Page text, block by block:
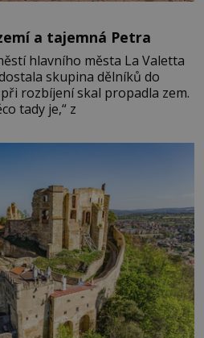
a tajemná Petra
hlavního města La Valetta
skupina dělníků do
rozbíjení skal propadla zem.
tady je,“ z